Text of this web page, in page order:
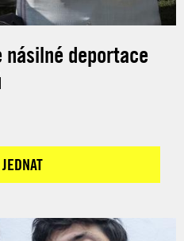
násilné deportace